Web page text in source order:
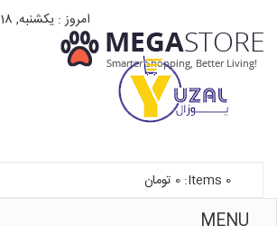
امروز : یکشنبه, 18 مرداد 1405
0
Items:
0 تومان